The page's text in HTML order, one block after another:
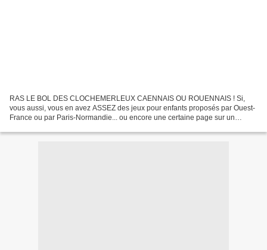
RAS LE BOL DES CLOCHEMERLEUX CAENNAIS OU ROUENNAIS ! Si,
vous aussi, vous en avez ASSEZ des jeux pour enfants proposés par Ouest-
France ou par Paris-Normandie... ou encore une certaine page sur un